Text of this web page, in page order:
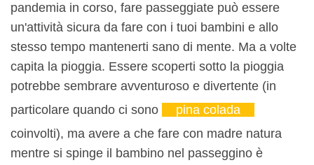
pandemia in corso, fare passeggiate può essere
un'attività sicura da fare con i tuoi bambini e allo
stesso tempo mantenerti sano di mente. Ma a volte
capita la pioggia. Essere scoperti sotto la pioggia
potrebbe sembrare avventuroso e divertente (in
particolare quando ci sono
pina colada
coinvolti), ma avere a che fare con madre natura
mentre si spinge il bambino nel passeggino è